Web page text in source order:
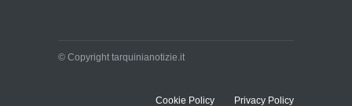
© Copyright tarquinianotizie.it
Cookie Policy Privacy Policy